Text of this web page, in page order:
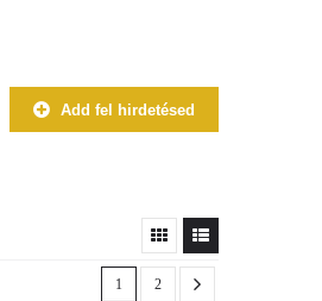
Add fel hirdetésed
1 2